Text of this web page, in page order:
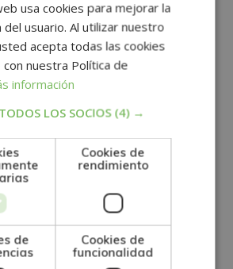
DE FORMACIÓN DE POSTGRADO, S.L., CIF:
Tratamos la información que nos facilita con el
y otros tipo de productos que fueran de su
Consentimiento del interesado.
sus derechos identificándose suficientemente,
direccion@grupotarraco.com.
usa cookies para mejorar la
del usuario. Al utilizar nuestro
acepta todas las cookies
nuestra Política de
información
LOS SOCIOS (4) →
Cookies de
rendimiento
de
Cookies de
funcionalidad